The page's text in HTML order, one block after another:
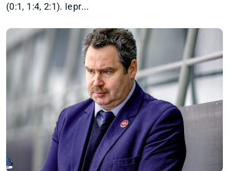
(0:1, 1:4, 2:1). Iepr...